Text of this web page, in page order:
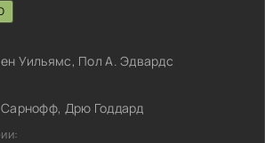
Уильямс, Пол А. Эдвардс
Дрю Годдард